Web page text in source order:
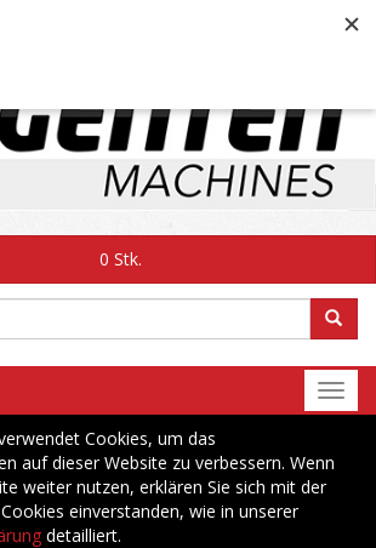
0 Stk.
Cookies, um das
auf dieser Website zu verbessern. Wenn
weiter nutzen, erklären Sie sich mit der
einverstanden, wie in unserer
detailliert.